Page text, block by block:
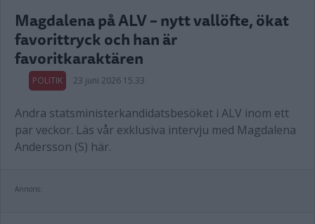
Magdalena på ALV – nytt vallöfte, ökat
favorittryck och han är
favoritkaraktären
POLITIK 23 juni 2026 15.33
Andra statsministerkandidatsbesöket i ALV inom ett
par veckor. Läs vår exklusiva intervju med Magdalena
Andersson (S) här.
Annons: